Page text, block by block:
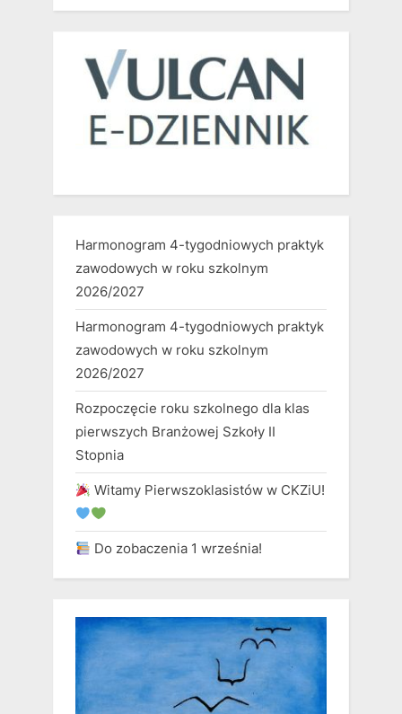
Harmonogram 4-tygodniowych praktyk
zawodowych w roku szkolnym
2026/2027
Harmonogram 4-tygodniowych praktyk
zawodowych w roku szkolnym
2026/2027
Rozpoczęcie roku szkolnego dla klas
pierwszych Branżowej Szkoły II
Stopnia
Witamy Pierwszoklasistów w CKZiU!
Do zobaczenia 1 września!